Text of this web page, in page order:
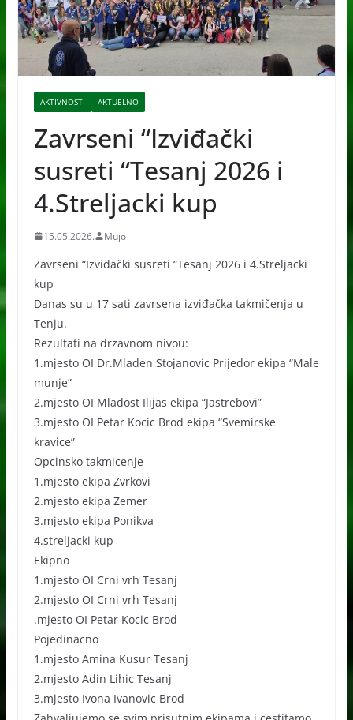
AKTIVNOSTI AKTUELNO
Zavrseni “Izviđački
susreti “Tesanj 2026 i
4.Streljacki kup
15.05.2026. Mujo
Zavrseni “Izviđački susreti “Tesanj 2026 i 4.Streljacki
kup
Danas su u 17 sati zavrsena izviđačka takmičenja u
Tenju.
Rezultati na drzavnom nivou:
1.mjesto OI Dr.Mladen Stojanovic Prijedor ekipa “Male
munje”
2.mjesto OI Mladost Ilijas ekipa “Jastrebovi”
3.mjesto OI Petar Kocic Brod ekipa “Svemirske
kravice”
Opcinsko takmicenje
1.mjesto ekipa Zvrkovi
2.mjesto ekipa Zemer
3.mjesto ekipa Ponikva
4.streljacki kup
Ekipno
1.mjesto OI Crni vrh Tesanj
2.mjesto OI Crni vrh Tesanj
.mjesto OI Petar Kocic Brod
Pojedinacno
1.mjesto Amina Kusur Tesanj
2.mjesto Adin Lihic Tesanj
3.mjesto Ivona Ivanovic Brod